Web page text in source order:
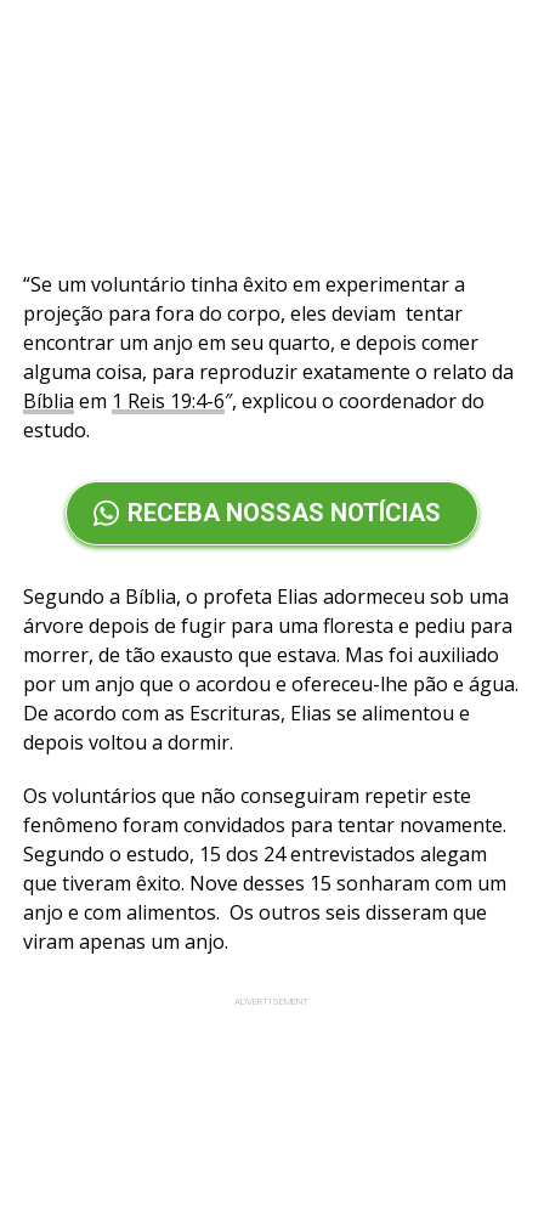
“Se um voluntário tinha êxito em experimentar a
projeção para fora do corpo, eles deviam tentar
encontrar um anjo em seu quarto, e depois comer
alguma coisa, para reproduzir exatamente o relato da
Bíblia em 1 Reis 19:4-6″, explicou o coordenador do
estudo.
RECEBA NOSSAS NOTÍCIAS
Segundo a Bíblia, o profeta Elias adormeceu sob uma
árvore depois de fugir para uma floresta e pediu para
morrer, de tão exausto que estava. Mas foi auxiliado
por um anjo que o acordou e ofereceu-lhe pão e água.
De acordo com as Escrituras, Elias se alimentou e
depois voltou a dormir.
Os voluntários que não conseguiram repetir este
fenômeno foram convidados para tentar novamente.
Segundo o estudo, 15 dos 24 entrevistados alegam
que tiveram êxito. Nove desses 15 sonharam com um
anjo e com alimentos. Os outros seis disseram que
viram apenas um anjo.
ADVERTISEMENT